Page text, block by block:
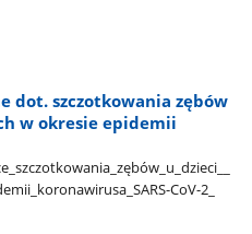
dot. szczotkowania zębów
w okresie epidemii
CoV-2​_​